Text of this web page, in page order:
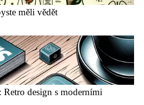
měli vědět
design s moderními